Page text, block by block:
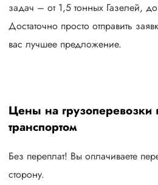
задач – от 1,5 тонных Газелей,
Достаточно просто отправить
вас лучшее предложение.
Цены на
транспортом
Без переплат! Вы оплачиваете
сторону.